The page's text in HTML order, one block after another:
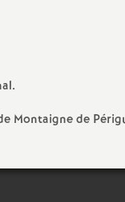
Montaigne de